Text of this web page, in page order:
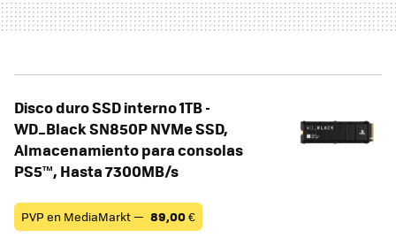
Disco duro SSD interno 1TB -
WD_Black SN850P NVMe SSD,
Almacenamiento para consolas
PS5™, Hasta 7300MB/s
PVP en MediaMarkt — 89,00€